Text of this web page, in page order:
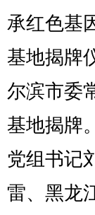
承红色基
基地揭牌
尔滨市委
基地揭牌
党组书记
雷、黑龙